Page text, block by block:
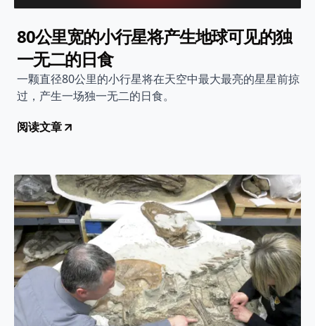
80公里宽的小行星将产生地球可见的独
一无二的日食
一颗直径80公里的小行星将在天空中最大最亮的星星前掠
过，产生一场独一无二的日食。
阅读文章